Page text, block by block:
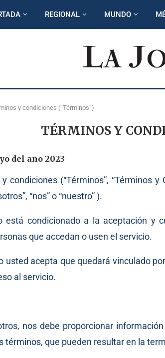
REGIONAL MUNDO
y condiciones (“Términos”)
TÉRMINOS Y
del año 2023
condiciones (“Términos”, “Términos
“nos” o “nuestro” ).
está condicionado a la aceptación y
que accedan o usen el servicio.
usted acepta que quedará vinculado
al servicio.
nos debe proporcionar
términos, que pueden resultar en la